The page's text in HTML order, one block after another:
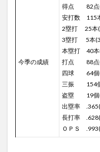
今季の成績
得点 82点
安打数 115
2塁打 25本
3塁打 5本
本塁打 40本
打点 88点
四球 64個
三振 154個
盗塁 19個
出塁率
長打率
ＯＰＳ